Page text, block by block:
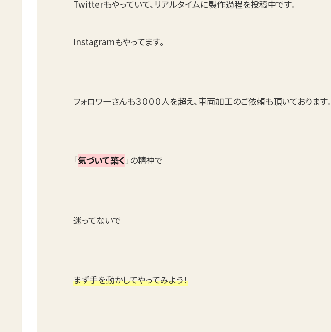
Twitterもやっていて、リアルタイムに製作過程を投稿中です。
Instagramもやってます。
フォロワーさんも３０００人を超え、車両加工のご依頼も頂いております。
「気づいて築く」の精神で
迷ってないで
まず手を動かしてやってみよう！